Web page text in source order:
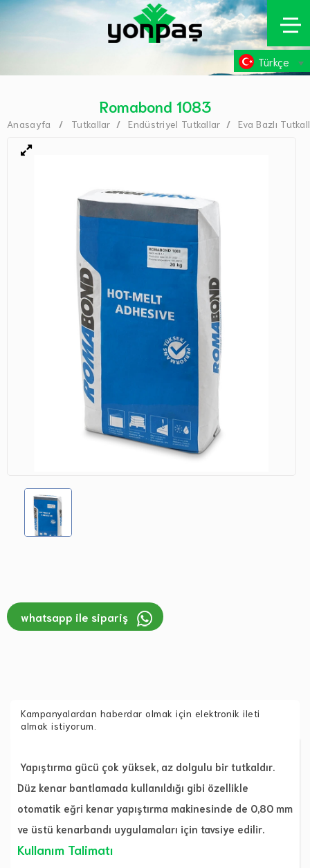
Türkçe
Romabond 1083
Anasayfa Tutkallar Endüstriyel Tutkallar Eva Bazlı
whatsapp ile sipariş
Kampanyalardan haberdar olmak için elektronik ileti
almak istiyorum.
Yapıştırma gücü çok yüksek, az dolgulu bir tutkaldır.
Düz kenar bantlamada kullanıldığı gibi özellikle
otomatik eğri kenar yapıştırma makinesinde de 0,80 mm
ve üstü kenarbandı uygulamaları için tavsiye edilir.
Kullanım Talimatı